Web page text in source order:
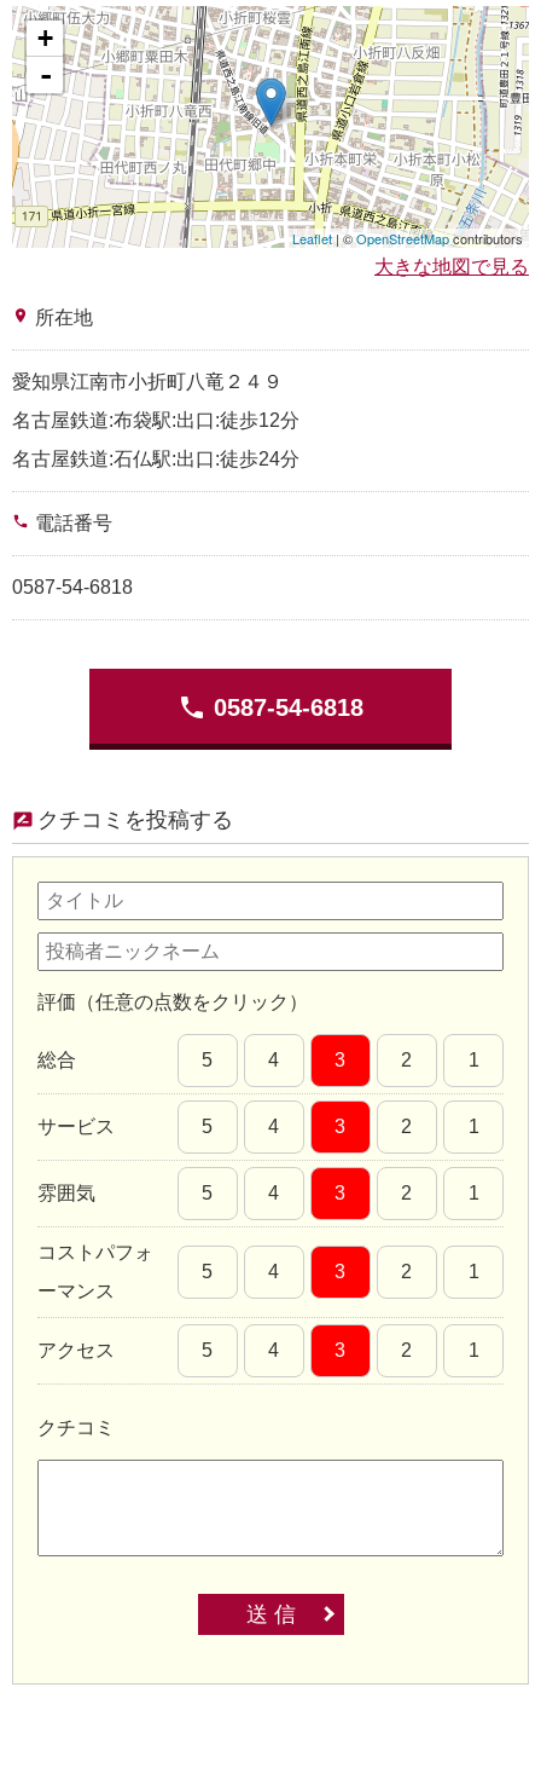
+
-
Leaflet| ©OpenStreetMapcontributors
大きな地図で見る
place 所在地
愛知県江南市小折町八竜２４９
名古屋鉄道:布袋駅:出口:徒歩12分
名古屋鉄道:石仏駅:出口:徒歩24分
phone 電話番号
0587-54-6818
phone 0587-54-6818
クチコミを投稿する
評価（任意の点数をクリック）
総合 5 4 3 2 1
サービス 5 4 3 2 1
雰囲気 5 4 3 2 1
コストパフォ
ーマンス
5 4 3 2 1
アクセス 5 4 3 2 1
クチコミ
送 信